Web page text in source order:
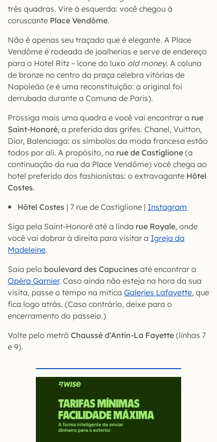
três quadras. Vire à esquerda: você chegou à
coruscante Place Vendôme.
Não é apenas seu traçado que é elegante. A Place
Vendôme é rodeada de joalherias e serve de endereço
para o Hotel Ritz – ícone do luxo old money. A coluna
de bronze no centro da praça celebra vitórias de
Napoleão (e é uma reconstituição: a original foi
derrubada durante a Comuna de Paris).
Prossiga mais uma quadra e você vai encontrar a rue
Saint-Honoré, a preferida das grifes. Chanel, Vuitton,
Dior, Balenciaga: os símbolos da moda francesa estão
todos por ali. A propósito, na rue de Castiglione (a
continuação da rua da Place Vendôme) você chega ao
hotel preferido dos fashionistas: o extravagante Hôtel
Costes.
Hôtel Costes | 7 rue de Castiglione | Instagram
Siga pela Saint-Honoré até a linda rue Royale, onde
você vai dobrar à direita para visitar a Igreja da
Madeleine.
Saia pelo boulevard des Capucines até encontrar a
Opéra Garnier. Caso ainda não esteja na hora da sua
visita, passe o tempo na mítica Galeries Lafayette, que
fica logo atrás. (Caso contrário, deixe para o
encerramento do passeio.)
Volte pelo metrô Chaussé d’Antin-La Fayette (linhas 7
e 9).